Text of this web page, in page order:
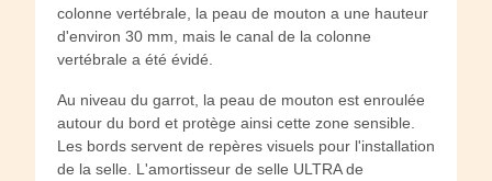
colonne vertébrale, la peau de mouton a une hauteur
d'environ 30 mm, mais le canal de la colonne
vertébrale a été évidé.
Au niveau du garrot, la peau de mouton est enroulée
autour du bord et protège ainsi cette zone sensible.
Les bords servent de repères visuels pour l'installation
de la selle. L'amortisseur de selle ULTRA de